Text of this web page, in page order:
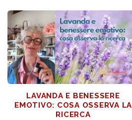
LAVANDA E BENESSERE
EMOTIVO: COSA OSSERVA LA
RICERCA